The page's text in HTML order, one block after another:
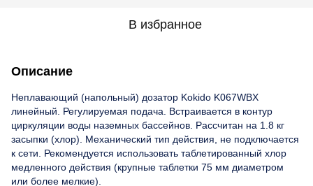
В избранное
Описание
Неплавающий (напольный) дозатор Kokido K067WBX
линейный. Регулируемая подача. Встраивается в контур
циркуляции воды наземных бассейнов. Рассчитан на 1.8 кг
засыпки (хлор). Механический тип действия, не подключается
к сети. Рекомендуется использовать таблетированный хлор
медленного действия (крупные таблетки 75 мм диаметром
или более мелкие).